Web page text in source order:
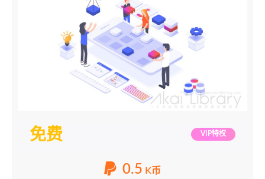
免费 VIP特权
0.5 K币